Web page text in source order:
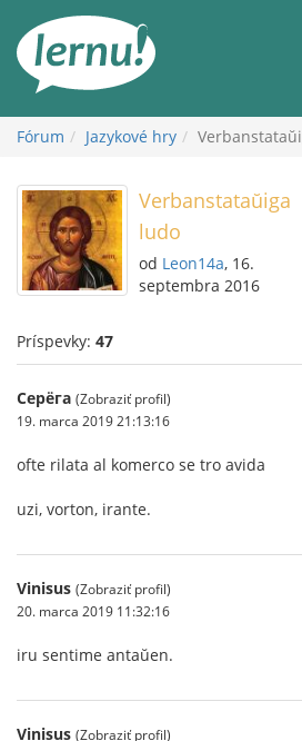
obsah
Fórum Jazykové hry
Verbanstataŭiga
ludo
od Leon14a, 16.
septembra 2016
Príspevky: 47
Серёга (Zobraziť profil)
19. marca 2019 21:13:16
ofte rilata al komerco se tro avida
uzi, vorton, irante.
Vinisus (Zobraziť profil)
20. marca 2019 11:32:16
iru sentime antaŭen.
Vinisus (Zobraziť profil)